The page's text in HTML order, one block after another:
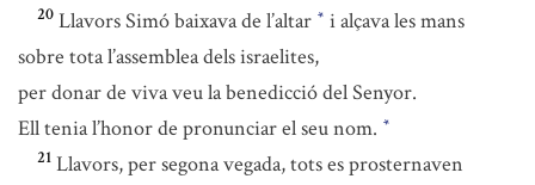
20 Llavors Simó baixava de l’altar * i alçava les mans
sobre tota l’assemblea dels israelites,
per donar de viva veu la benedicció del Senyor.
Ell tenia l’honor de pronunciar el seu nom. *
21 Llavors, per segona vegada, tots es prosternaven